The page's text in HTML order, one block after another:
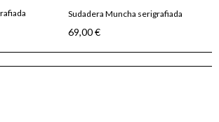
Sudadera Muncha serigrafiada
69,00 €